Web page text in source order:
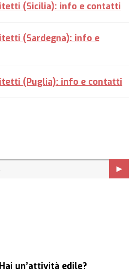
(Sicilia): info e contatti
(Sardegna): info e
(Puglia): info e contatti
un’attività edile?